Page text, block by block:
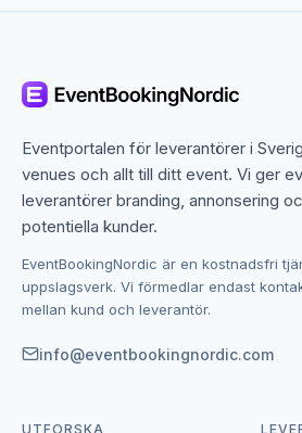
Högtalararray och subwoofers
Scenramar och kulisselement
Banderoller, branding och
Sceneffekter som
Riggning till konserter och
Vid konserter är riggning
ljud- och ljusdistribution. Ett korrekt
hela publikarealet.
Eventportalen för leverantörer i
venues och allt till ditt event. Vi ger
leverantörer branding, annonsering
potentiella kunder.
EventBookingNordic är en kostnadsfri
uppslagsverk. Vi förmedlar endast
mellan kund och leverantör.
info@eventbookingnordic.com
UTFORSKA